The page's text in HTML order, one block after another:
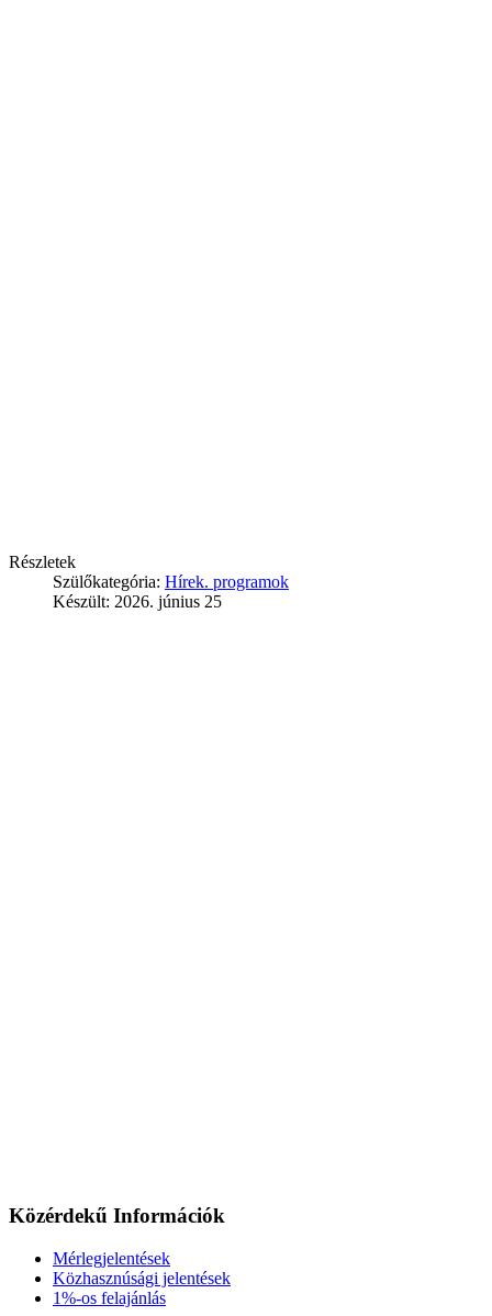
Részletek
Szülőkategória: Hírek. programok
Készült: 2026. június 25
Közérdekű Információk
Mérlegjelentések
Közhasznúsági jelentések
1%-os felajánlás